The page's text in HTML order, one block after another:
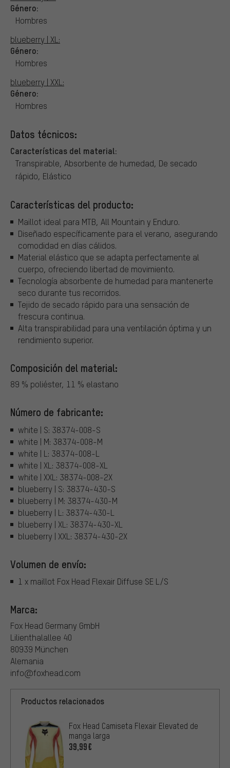
Género:
Hombres
blueberry | XL:
Género:
Hombres
blueberry | XXL:
Género:
Hombres
Datos técnicos:
Características del material:
Transpirable, Absorbente de humedad, De secado
rápido, Elástico
Características del producto:
Maillot ideal para MTB, All Mountain y Enduro.
Diseñado específicamente para el verano, asegurando
comodidad en días cálidos.
Material elástico que se adapta perfectamente al
cuerpo, ofreciendo libertad de movimiento.
Tecnología absorbente de humedad para mantenerte
seco durante tus recorridos.
Tejido de secado rápido para una sensación de
frescura continua.
Alta transpirabilidad para una ventilación óptima y un
rendimiento superior.
Composición del material:
89 % poliéster, 11 % elastano
Número de fabricante:
white | S: 38374-008-S
white | M: 38374-008-M
white | L: 38374-008-L
white | XL: 38374-008-XL
white | XXL: 38374-008-2X
blueberry | S: 38374-430-S
blueberry | M: 38374-430-M
blueberry | L: 38374-430-L
blueberry | XL: 38374-430-XL
blueberry | XXL: 38374-430-2X
Volumen de envío:
1 x maillot Fox Head Flexair Diffuse SE L/S
Marca:
Fox Head Germany GmbH
Lilienthalallee 40
80939 München
Alemania
info@foxhead.com
Productos relacionados
Fox Head Camiseta Flexair Elevated de
manga larga
39,99€